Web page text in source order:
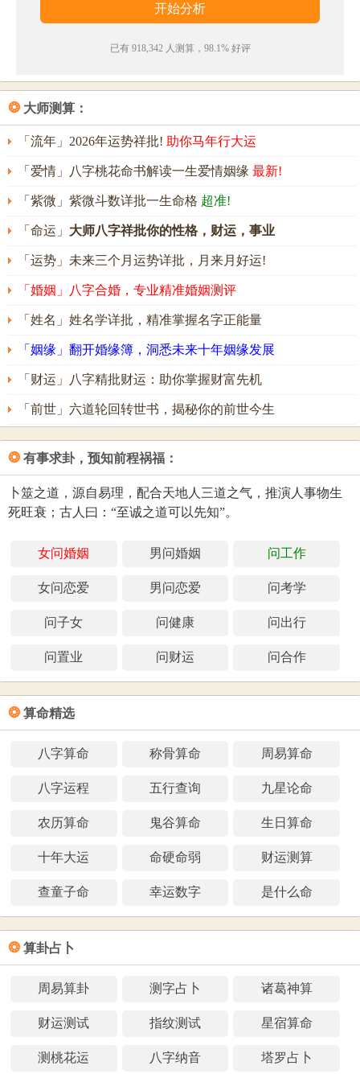
不愿接受别人的意见。其人意志不坚定，是非分不
旗浩名字评分为：
数理测算得出，仅供参考）
已有 918,342 人测算，98.1% 好评
❂ 大师测算：
「流年」2026年运势祥批! 助你马年行大运
「爱情」八字桃花命书解读一生爱情姻缘 最新!
「紫微」紫微斗数详批一生命格 超准!
「命运」 大师八字祥批你的性格，财运，事业
「运势」未来三个月运势详批，月来月好运!
「婚姻」八字合婚，专业精准婚姻测评
「姓名」姓名学详批，精准掌握名字正能量
「姻缘」翻开婚缘簿，洞悉未来十年姻缘发展
「财运」八字精批财运：助你掌握财富先机
「前世」六道轮回转世书，揭秘你的前世今生
❂ 有事求卦，预知前程祸福：
卜筮之道，源自易理，配合天地人三道之气，推演人事物生
死旺衰；古人曰：“至诚之道可以先知”。
女问婚姻 男问婚姻 问工作
女问恋爱 男问恋爱 问考学
问子女 问健康 问出行
问置业 问财运 问合作
❂ 算命精选
八字算命 称骨算命 周易算命
八字运程 五行查询 九星论命
农历算命 鬼谷算命 生日算命
十年大运 命硬命弱 财运测算
查童子命 幸运数字 是什么命
❂ 算卦占卜
周易算卦 测字占卜 诸葛神算
财运测试 指纹测试 星宿算命
测桃花运 八字纳音 塔罗占卜